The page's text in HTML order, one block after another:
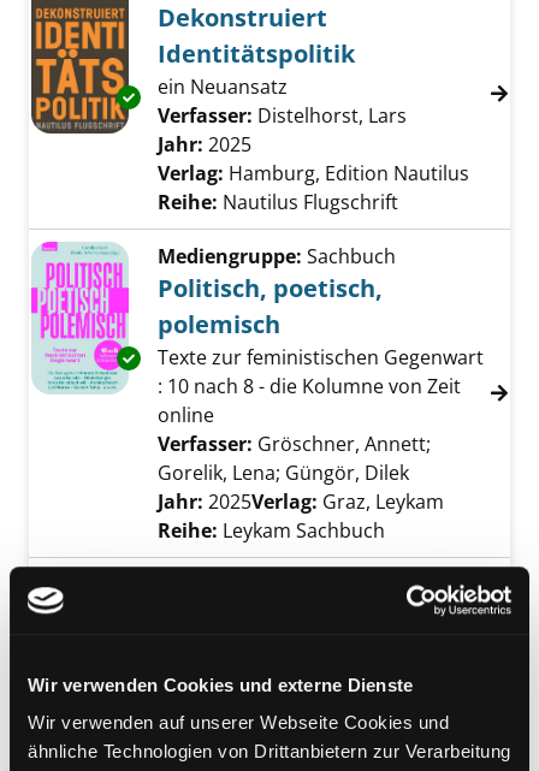
Wir verwenden Cookies und externe Dienste
Wir verwenden auf unserer Webseite Cookies und
ähnliche Technologien von Drittanbietern zur Verarbeitung
Exemplar-Details von Dekonstruiert
Dekonstruiert
Identitätspolitik
ein Neuansatz
Verfasser: Distelhorst, Lars
Jahr: 2025
Verlag: Hamburg, Edition Nautilus
Reihe: Nautilus Flugschrift
Exemplar-Details von Politisch, poetisch,
Mediengruppe: Sachbuch
Politisch, poetisch,
polemisch
Texte zur feministischen Gegenwart
: 10 nach 8 - die Kolumne von Zeit
online
Verfasser: Gröschner, Annett;
Gorelik, Lena; Güngör, Dilek
Jahr: 2025Verlag: Graz, Leykam
Reihe: Leykam Sachbuch
Exemplar-Details von Musterbruch anzeigen
wirkliche Gleichberechtigung
Jahr:2024 Verlag: Weinheim, Beltz